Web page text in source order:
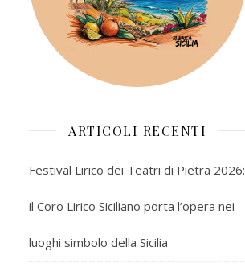
ARTICOLI RECENTI
Festival Lirico dei Teatri di Pietra 2026:
il Coro Lirico Siciliano porta l’opera nei
luoghi simbolo della Sicilia